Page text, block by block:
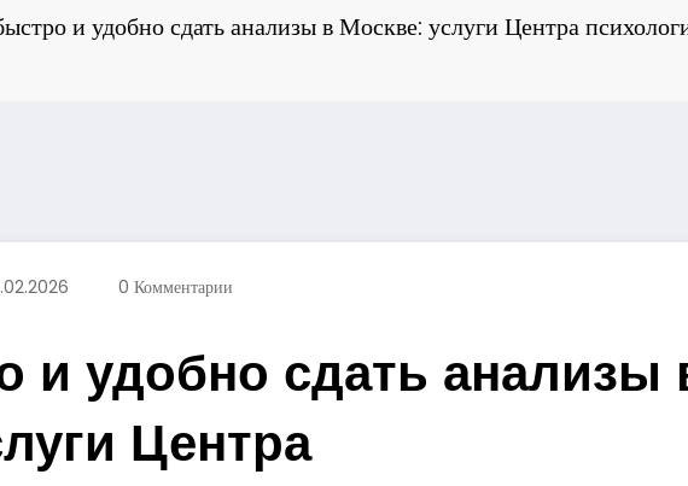
и удобно сдать анализы в Москве: услуги Центра
0 Комментарии
и удобно сдать анализы
Центра